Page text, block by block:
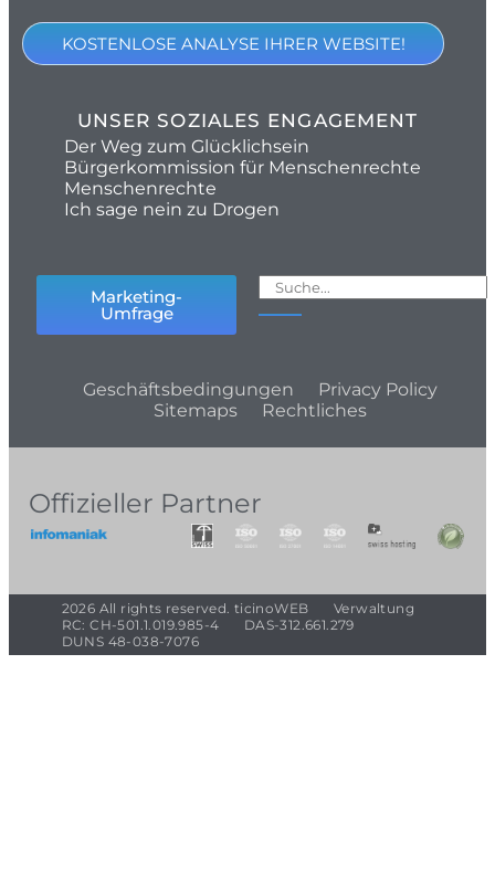
KOSTENLOSE ANALYSE IHRER WEBSITE!
UNSER SOZIALES ENGAGEMENT
Der Weg zum Glücklichsein
Bürgerkommission für Menschenrechte
Menschenrechte
Ich sage nein zu Drogen
Marketing-
Umfrage
Geschäftsbedingungen
Privacy Policy
Sitemaps
Rechtliches
Offizieller Partner
2026 All rights reserved. ticinoWEB
Verwaltung
RC: CH-501.1.019.985-4
DAS-312.661.279
DUNS 48-038-7076